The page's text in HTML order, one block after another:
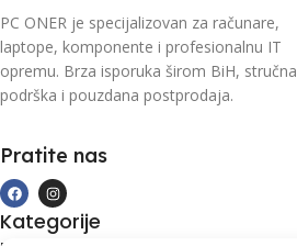
PC ONER je specijalizovan za računare,
laptope, komponente i profesionalnu IT
opremu. Brza isporuka širom BiH, stručna
podrška i pouzdana postprodaja.
Pratite nas
Kategorije